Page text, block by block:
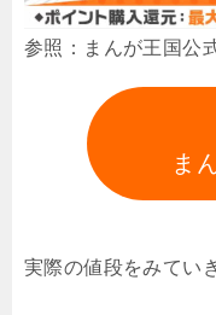
参照：まんが王国公
ま
実際の値段をみてい